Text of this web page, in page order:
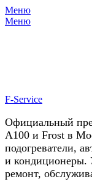
Меню
Меню
F-Service
Официальный
А100 и Frost в
подогреватели,
и кондиционеры.
ремонт,
У нас